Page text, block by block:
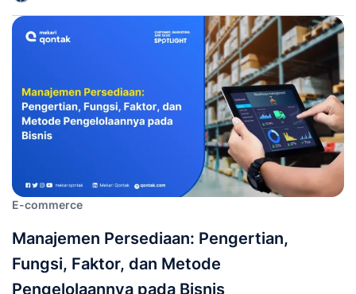
E-commerce
Manajemen Persediaan: Pengertian,
Fungsi, Faktor, dan Metode
Pengelolaannya pada Bisnis